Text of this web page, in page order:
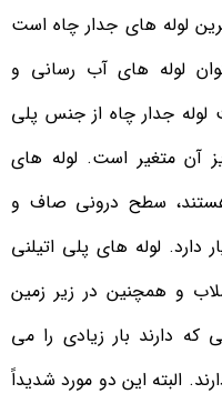
لوله های جدار چاه است
لوله های آب رسانی و
جدار چاه از جنس پلی
آن متغیر است. لوله های
هستند، سطح درونی صاف و
لوله های پلی اتیلنی
و همچنین در زیر زمین
دارند بار زیادی را می
البته این دو مورد شدیداً